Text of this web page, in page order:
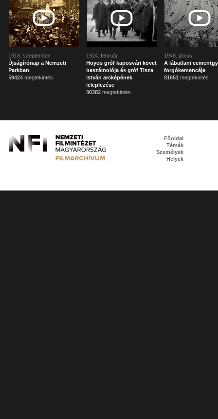
1918. szeptember
Újságírónap a Nemzeti
Parkban
59424 megtekintés
1924. február
Hoyos gróf kaposvári követ
beszámolója és gróf Tisza
István arcképének
leleplezése
80382 megtekintés
1948. június
A lábatlani
forgókemencéje
81651 megtekintés
Főoldal
Témák
Személyek
Helyek